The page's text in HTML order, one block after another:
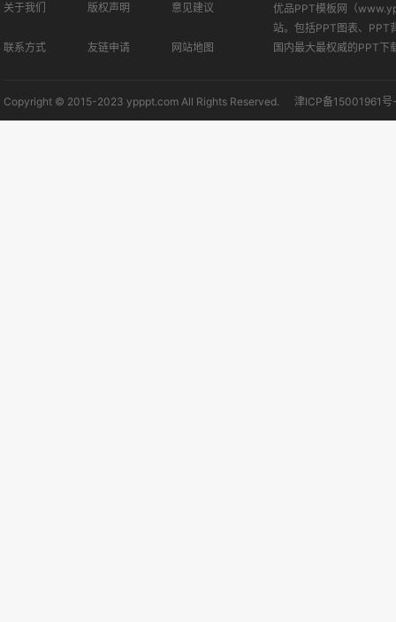
关于我们 版权声明 意见建议
联系方式 友链申请 网站地图
优品PPT模板网（
站。包括PPT图表、PPT
国内最大最权威的PPT下
Copyright © 2015-2023 ypppt.com All Rights Reserved. 津ICP备15001961号